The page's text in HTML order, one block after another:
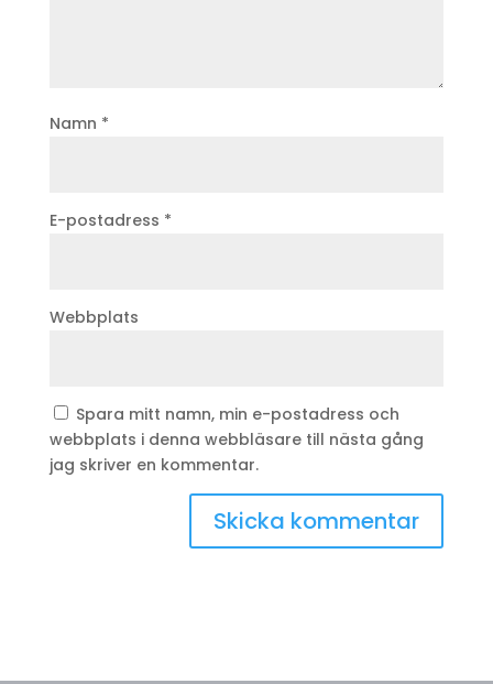
Namn *
E-postadress *
Webbplats
Spara mitt namn, min e-postadress och
webbplats i denna webbläsare till nästa gång
jag skriver en kommentar.